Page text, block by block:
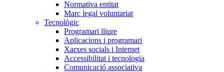
Normativa entitat
Marc legal voluntariat
Tecnològic
Programari lliure
Aplicacions i programari
Xarxes socials i Internet
Accessibilitat i tecnologia
Comunicació associativa